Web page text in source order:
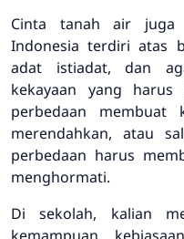
Cinta tanah air juga
Indonesia terdiri atas
adat istiadat, dan
kekayaan yang
perbedaan membuat
merendahkan, atau
perbedaan harus
menghormati.
Di sekolah, kalian